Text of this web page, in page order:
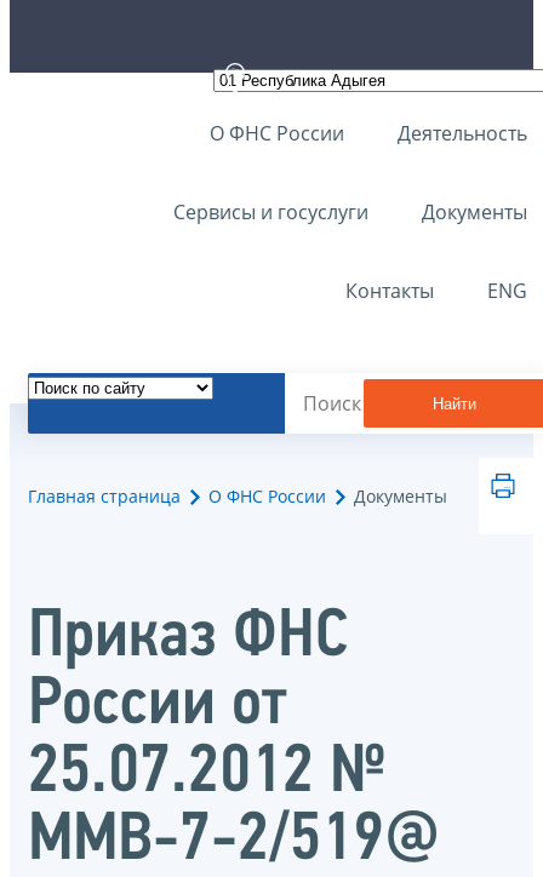
О ФНС России Деятельность
Сервисы и госуслуги Документы
Контакты ENG
Найти
Главная страница О ФНС России Документы
Приказ ФНС
России от
25.07.2012 №
ММВ-7-2/519@